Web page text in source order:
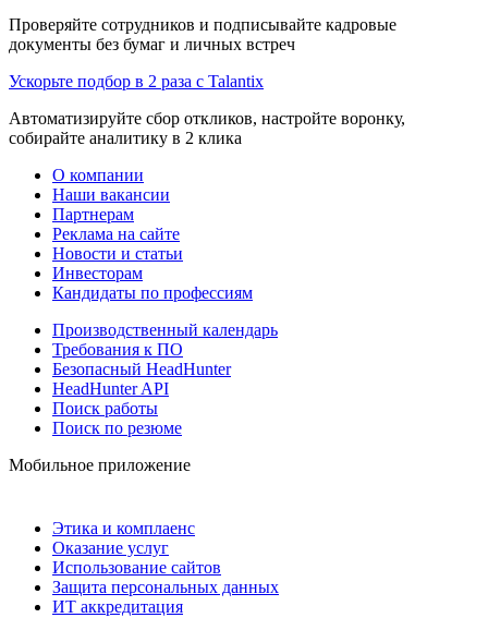
Проверяйте сотрудников и подписывайте кадровые
документы без бумаг и личных встреч
Ускорьте подбор в 2 раза с Talantix
Автоматизируйте сбор откликов, настройте воронку,
собирайте аналитику в 2 клика
О компании
Наши вакансии
Партнерам
Реклама на сайте
Новости и статьи
Инвесторам
Кандидаты по профессиям
Производственный календарь
Требования к ПО
Безопасный HeadHunter
HeadHunter API
Поиск работы
Поиск по резюме
Мобильное приложение
Этика и комплаенс
Оказание услуг
Использование сайтов
Защита персональных данных
ИТ аккредитация